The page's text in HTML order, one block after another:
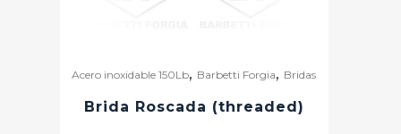
Acero inoxidable 150Lb, Barbetti Forgia, Bridas
Brida Roscada (threaded)